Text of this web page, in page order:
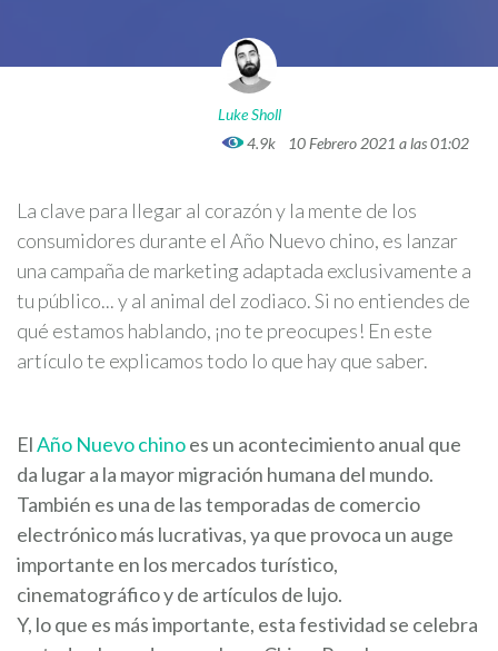
Luke Sholl
4.9k
10 Febrero 2021 a las 01:02
La clave para llegar al corazón y la mente de los
consumidores durante el Año Nuevo chino, es lanzar
una campaña de marketing adaptada exclusivamente a
tu público... y al animal del zodiaco. Si no entiendes de
qué estamos hablando, ¡no te preocupes! En este
artículo te explicamos todo lo que hay que saber.
ElAño Nuevo chinoes un acontecimiento anual que
da lugar a la mayor migración humana del mundo.
También es una de las temporadas de comercio
electrónico más lucrativas, ya que provoca un auge
importante en los mercados turístico,
cinematográfico y de artículos de lujo.
Y, lo que es más importante, esta festividad se celebra